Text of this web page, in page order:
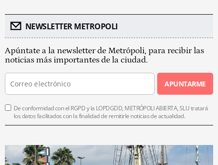
NEWSLETTER METROPOLI
Apúntate a la newsletter de Metrópoli, para recibir las
noticias más importantes de la ciudad.
APUNTARME
De conformidad con el RGPD y la LOPDGDD, METRÓPOLI ABIERTA, SLU tratará
los datos facilitados con la finalidad de remitirle noticias de actualidad.